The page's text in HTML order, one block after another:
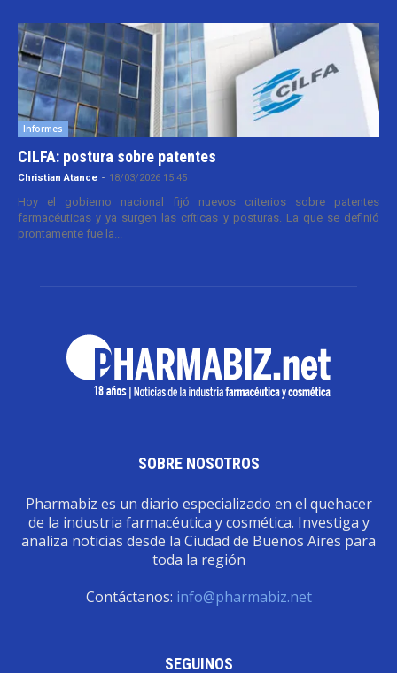
Informes
CILFA: postura sobre patentes
Christian Atance - 18/03/2026 15:45
Hoy el gobierno nacional fijó nuevos criterios sobre patentes
farmacéuticas y ya surgen las críticas y posturas. La que se definió
prontamente fue la...
SOBRE NOSOTROS
Pharmabiz es un diario especializado en el quehacer
de la industria farmacéutica y cosmética. Investiga y
analiza noticias desde la Ciudad de Buenos Aires para
toda la región
Contáctanos: info@pharmabiz.net
SEGUINOS